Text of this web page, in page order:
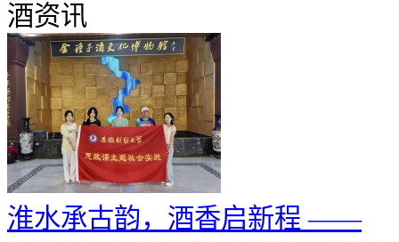
酒资讯
淮水承古韵，酒香启新程 ——